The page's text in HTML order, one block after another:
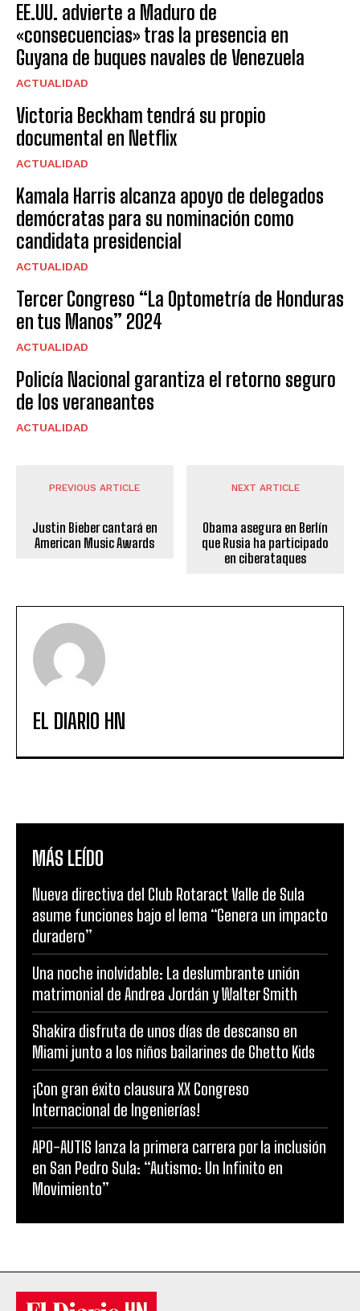
EE.UU. advierte a Maduro de
«consecuencias» tras la presencia en
Guyana de buques navales de Venezuela
ACTUALIDAD
Victoria Beckham tendrá su propio
documental en Netflix
ACTUALIDAD
Kamala Harris alcanza apoyo de delegados
demócratas para su nominación como
candidata presidencial
ACTUALIDAD
Tercer Congreso “La Optometría de Honduras
en tus Manos” 2024
ACTUALIDAD
Policía Nacional garantiza el retorno seguro
de los veraneantes
ACTUALIDAD
PREVIOUS ARTICLE
Justin Bieber cantará en
American Music Awards
NEXT ARTICLE
Obama asegura en Berlín
que Rusia ha participado
en ciberataques
EL DIARIO HN
MÁS LEÍDO
Nueva directiva del Club Rotaract Valle de Sula
asume funciones bajo el lema “Genera un impacto
duradero”
Una noche inolvidable: La deslumbrante unión
matrimonial de Andrea Jordán y Walter Smith
Shakira disfruta de unos días de descanso en
Miami junto a los niños bailarines de Ghetto Kids
¡Con gran éxito clausura XX Congreso
Internacional de Ingenierías!
APO-AUTIS lanza la primera carrera por la inclusión
en San Pedro Sula: “Autismo: Un Infinito en
Movimiento”